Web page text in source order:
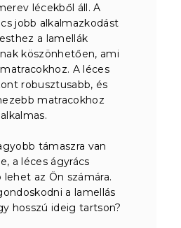
lécekből áll. A
jobb alkalmazkodást
a lamellák
köszönhetően, ami
A léces
robusztusabb, és
matracokhoz
alkalmas.
támaszra van
a léces ágyrács
az Ön számára.
a lamellás
hosszú ideig tartson?